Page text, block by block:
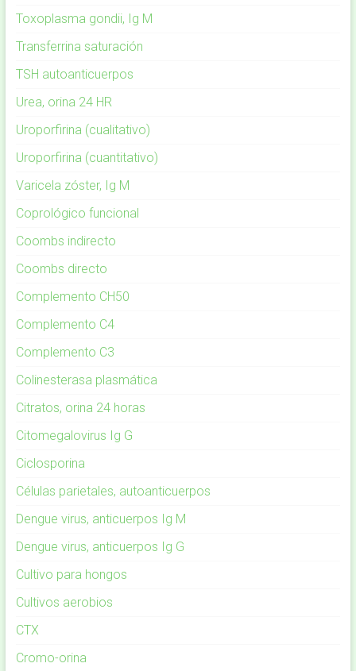
Toxoplasma gondii, Ig M
Transferrina saturación
TSH autoanticuerpos
Urea, orina 24 HR
Uroporfirina (cualitativo)
Uroporfirina (cuantitativo)
Varicela zóster, Ig M
Coprológico funcional
Coombs indirecto
Coombs directo
Complemento CH50
Complemento C4
Complemento C3
Colinesterasa plasmática
Citratos, orina 24 horas
Citomegalovirus Ig G
Ciclosporina
Células parietales, autoanticuerpos
Dengue virus, anticuerpos Ig M
Dengue virus, anticuerpos Ig G
Cultivo para hongos
Cultivos aerobios
CTX
Cromo-orina